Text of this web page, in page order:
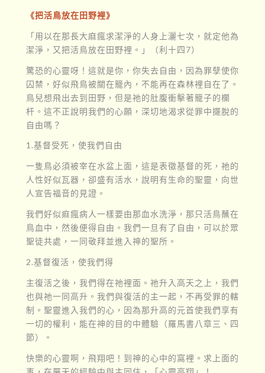
《把活鳥放在田野裡》
「用以在那長大麻瘋求潔淨的人身上灑七次，就定他為
潔淨，又把活鳥放在田野裡。」（利十四7）
驚恐的心靈呀！這就是你，你失去自由，因為罪孽使你
囚禁，好似飛鳥被關在籠內，不能再在森林裡自在了。
鳥兒想飛出去到田野，但是祂的肚腹衝擊著籠子的欄
杆。這不正說明我們的心願，深切地渴求從罪中擺脫的
自由嗎？
1.基督受死，使我們自由
一隻鳥必須被宰在水盆上面，這是表徵基督的死，祂的
人性好似瓦器，卻盛有活水，說明有生命的聖靈，向世
人宣告福音的見證。
我們好似痲瘋病人一樣要由那血水洗淨，那只活鳥蘸在
鳥血中，然後便得自由。我們一旦有了自由，可以於眾
聖徒共處，一同敬拜並進入神的聖所。
2.基督復活，使我們得
主復活之後，我們得在祂裡面。祂升入高天之上，我們
也與祂一同高升。我們與復活的主一起，不再受罪的轄
制。聖靈進入我們的心，因為那升高的元首使我們享有
一切的權利，能在神的目的中體驗（羅馬書八章三、四
節）。
快樂的心靈啊，飛翔吧！到神的心中的窩裡。求上面的